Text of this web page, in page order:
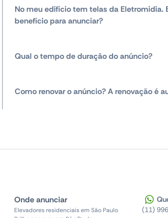
No meu edifício tem telas da Eletromidia.
benefício para anunciar?
Qual o tempo de duração do anúncio?
Como renovar o anúncio? A renovação é
Onde anunciar
Elevadores residenciais em São Paulo
(11)